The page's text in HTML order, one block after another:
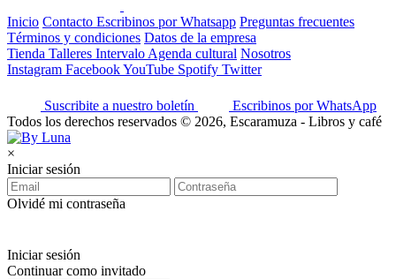
Inicio Contacto Escribinos por Whatsapp Preguntas frecuentes
Términos y condiciones Datos de la empresa
Tienda Talleres Intervalo Agenda cultural Nosotros
Instagram FacebookYouTube Spotify Twitter
Suscribite a nuestro boletín
Escribinos por WhatsApp
Todos los derechos reservados © 2026, Escaramuza - Libros y café
×
Iniciar sesión
Olvidé mi contraseña
Iniciar sesión
Continuar como invitado